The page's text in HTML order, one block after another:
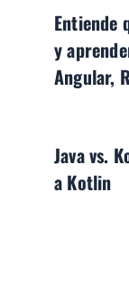
Entiende
y
Angular,
Java vs.
a Kotlin